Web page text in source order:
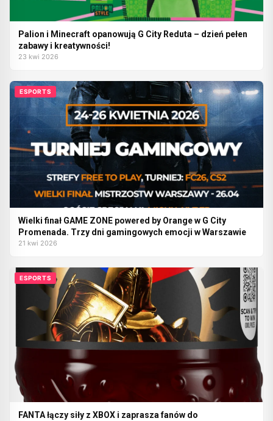
Palion i Minecraft opanowują G City Reduta – dzień pełen
zabawy i kreatywności!
23 kwi 2026
ESPORTS
Wielki finał GAME ZONE powered by Orange w G City
Promenada. Trzy dni gamingowych emocji w Warszawie
21 kwi 2026
ESPORTS
FANTA łączy siły z XBOX i zaprasza fanów do